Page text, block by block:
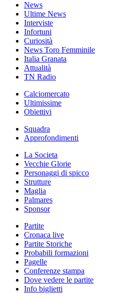
News
Ultime News
Interviste
Infortuni
Curiosità
News Toro Femminile
Italia Granata
Attualità
TN Radio
Calciomercato
Ultimissime
Obiettivi
Squadra
Approfondimenti
La Societa
Vecchie Glorie
Personaggi di spicco
Strutture
Maglia
Palmares
Sponsor
Partite
Cronaca live
Partite Storiche
Probabili formazioni
Pagelle
Conferenze stampa
Dove vedere le partite
Info biglietti